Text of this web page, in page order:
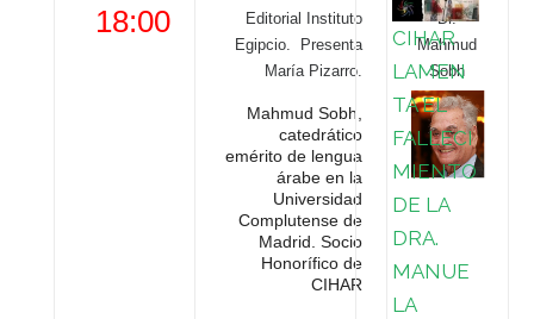
18:00
Editorial Instituto
Egipcio. Presenta
María Pizarro.
Mahmud Sobh,
catedrático
emérito de lengua
árabe en la
Universidad
Complutense de
Madrid. Socio
Honorífico de
CIHAR
Dr.
Mahmud
Sobh
CIHAR
LAMEN
TA EL
FALLECI
MIENTO
DE LA
DRA.
MANUE
LA